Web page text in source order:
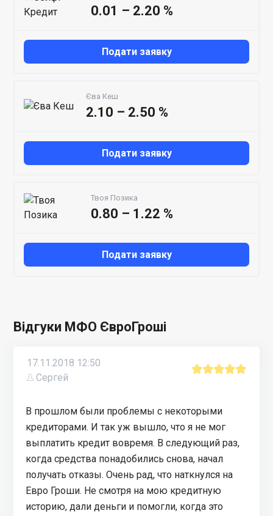
0.01 – 2.20 %
Подати заявку
Єва Кеш
2.10 – 2.50 %
Подати заявку
Твоя Позика
0.80 – 1.22 %
Подати заявку
Відгуки МФО ЄвроГроші
17.11.2018 12:50
Сергей
В прошлом были проблемы с некоторыми
кредиторами. И так уж вышло, что я не мог
выплатить кредит вовремя. В следующий раз,
когда средства понадобились снова, начал
получать отказы. Очень рад, что наткнулся на
Евро Гроши. Не смотря на мою кредитную
историю, дали деньги и помогли, когда это